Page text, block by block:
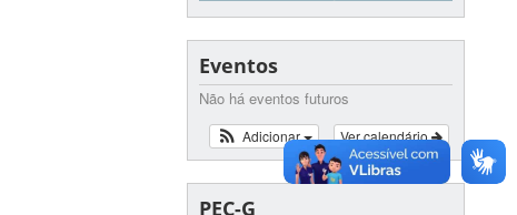
Eventos
Não há eventos futuros
Ver calendário
Adicionar
PEC-G